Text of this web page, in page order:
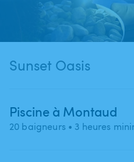
Sunset Oasis
Piscine à Montaud
20 baigneurs • 3 heures